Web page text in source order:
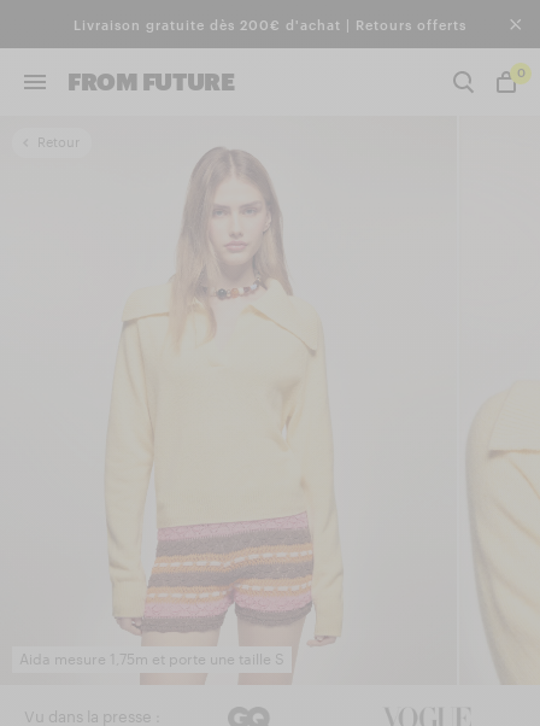
Livraison gratuite dès 200€ d'achat | Retours offerts
FROM FUTURE 0
Retour
Aida mesure 1,75m et porte une taille S
Vu dans la presse :